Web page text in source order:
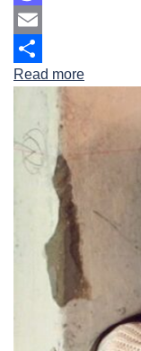
Mastodon
Email
Share
Read more